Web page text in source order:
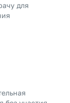
для